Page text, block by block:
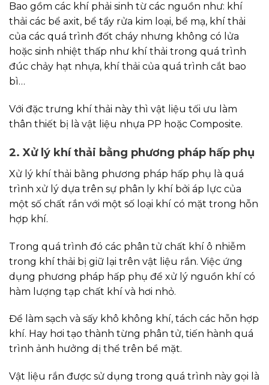
Bao gồm các khí phải sinh từ các nguồn như: khí
thải các bể axit, bể tẩy rửa kim loại, bể mạ, khí thải
của các quá trình đốt cháy nhưng không có lửa
hoặc sinh nhiệt thấp như khí thải trong quá trình
đúc chảy hạt nhựa, khí thải của quá trình cắt bao
bì…
Với đặc trưng khí thải này thì vật liệu tối ưu làm
thân thiết bị là vật liệu nhựa PP hoặc Composite.
2. Xử lý khí thải bằng phương pháp hấp phụ
Xử lý khí thải bằng phương pháp hấp phụ là quá
trình xử lý dựa trên sự phân ly khí bởi áp lực của
một số chất rắn với một số loại khí có mặt trong hỗn
hợp khí.
Trong quá trình đó các phân tử chất khí ô nhiễm
trong khí thải bị giữ lại trên vật liệu rắn. Việc ứng
dụng phương pháp hấp phụ để xử lý nguồn khí có
hàm lượng tạp chất khí và hơi nhỏ.
Để làm sạch và sấy khô không khí, tách các hỗn hợp
khí. Hay hơi tạo thành từng phân tử, tiến hành quá
trình ảnh hưởng dị thể trên bề mặt.
Vật liệu rắn được sử dụng trong quá trình này gọi là